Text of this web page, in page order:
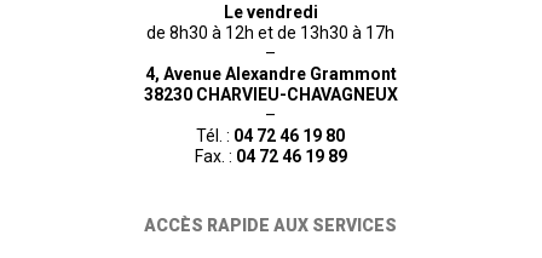
Le vendredi
de 8h30 à 12h et de 13h30 à 17h
–
4, Avenue Alexandre Grammont
38230 CHARVIEU-CHAVAGNEUX
–
Tél. : 04 72 46 19 80
Fax. : 04 72 46 19 89
ACCÈS RAPIDE AUX SERVICES